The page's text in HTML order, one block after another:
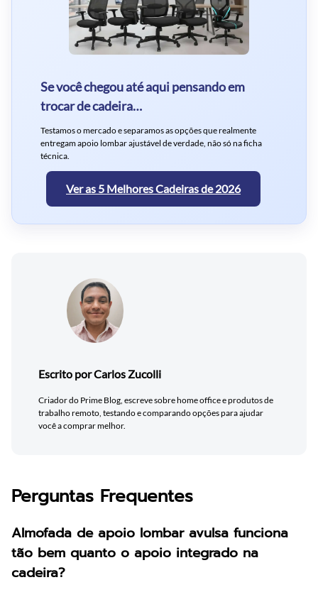
Se você chegou até aqui pensando em
trocar de cadeira…
Testamos o mercado e separamos as opções que realmente
entregam apoio lombar ajustável de verdade, não só na ficha
técnica.
Ver as 5 Melhores Cadeiras de 2026
Escrito por Carlos Zucolli
Criador do Prime Blog, escreve sobre home office e produtos de
trabalho remoto, testando e comparando opções para ajudar
você a comprar melhor.
Perguntas Frequentes
Almofada de apoio lombar avulsa funciona
tão bem quanto o apoio integrado na
cadeira?